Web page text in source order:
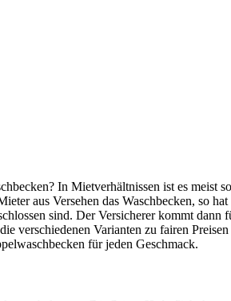
In Mietverhältnissen ist es
aus Versehen das Waschbecken, so
sind. Der Versicherer kommt dann
verschiedenen Varianten zu fairen
für jeden Geschmack.